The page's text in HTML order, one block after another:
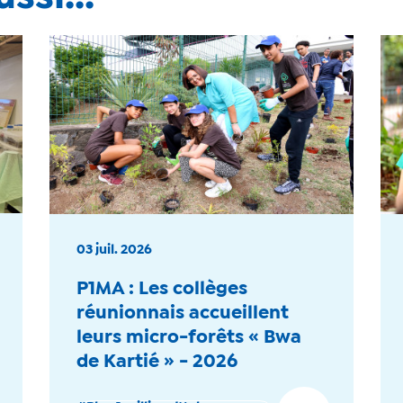
03 juil. 2026
P1MA : Les collèges
réunionnais accueillent
leurs micro-forêts « Bwa
de Kartié » - 2026